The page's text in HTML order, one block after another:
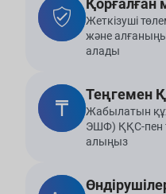
Қорғалған
Жеткізуші
және
алады
Теңгемен
Жабылатын
ЭШФ) ҚҚС-пен
алыңыз